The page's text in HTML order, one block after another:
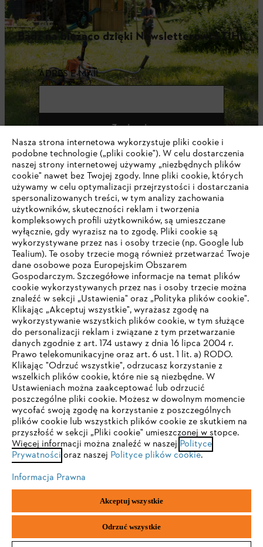
Bądź na bieżąco dzięki Newsletterowi STIHL
ADRES E-MAIL
Zapisz się
#STIHL
Firma
STIHL FAQ
Serwis
Polityka prywatności Wskazówki prawne Cookies
Informacje prawne
"ANDREAS STIHL" SP. Z O.O. z siedzibą w Sadach, 62-080 Tarnowo
TWOJA PRZEGLĄDARKA NIE JEST
OBSŁUGIWANA
Korzystasz z przeglądarki, której jeszcze nie obsługujemy. W
celu optymalnego korzystania z naszej strony zalecamy
przejście do jednej z następujących przeglądarek:
Firefox Chrome
Nasza strona internetowa wykorzystuje pliki cookie i
podobne technologie („pliki cookie"). W celu dostarczenia
naszej strony internetowej używamy „niezbędnych plików
cookie" nawet bez Twojej zgody. Inne pliki cookie, których
używamy w celu optymalizacji przejrzystości i dostarczania
spersonalizowanych treści, w tym analizy zachowania
użytkowników, skuteczności reklam i tworzenia
kompleksowych profili użytkowników, są umieszczane
wyłącznie, gdy wyrazisz na to zgodę. Pliki cookie są
wykorzystywane przez nas i osoby trzecie (np. Google lub
Tealium). Te osoby trzecie mogą również przetwarzać Twoje
dane osobowe poza Europejskim Obszarem
Gospodarczym. Szczegółowe informacje na temat plików
cookie wykorzystywanych przez nas i osoby trzecie można
znaleźć w sekcji „Ustawienia" oraz „Polityka plików cookie".
Klikając „Akceptuj wszystkie", wyrażasz zgodę na
wykorzystywanie wszystkich plików cookie, w tym służące
do personalizacji reklam i związane z tym przetwarzanie
danych zgodnie z art. 174 ustawy z dnia 16 lipca 2004 r.
Prawo telekomunikacyjne oraz art. 6 ust. 1 lit. a) RODO.
Klikając "Odrzuć wszystkie", odrzucasz korzystanie z
wszelkich plików cookie, które nie są niezbędne. W
Ustawieniach można zaakceptować lub odrzucić
poszczególne pliki cookie. Możesz w dowolnym momencie
wycofać swoją zgodę na korzystanie z poszczególnych
plików cookie lub wszystkich plików cookie ze skutkiem na
przyszłość w sekcji „Pliki cookie" umieszczonej w stopce.
Więcej informacji można znaleźć w naszej Polityce
Prywatności oraz naszej Polityce plików cookie.
Informacja Prawna
Akceptuj wszystkie
Odrzuć wszystkie